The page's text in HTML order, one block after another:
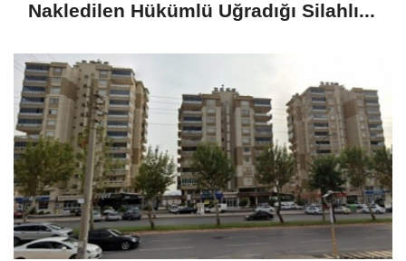
Nakledilen Hükümlü Uğradığı Silahlı...